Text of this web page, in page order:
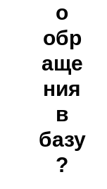
о
обр
аще
ния
в
базу
?